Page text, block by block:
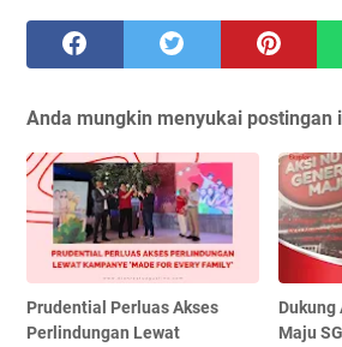
Anda mungkin menyukai postingan
Prudential Perluas Akses
Perlindungan Lewat
Dukung
Maju